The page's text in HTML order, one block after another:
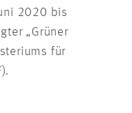
2020 bis
„Grüner
für